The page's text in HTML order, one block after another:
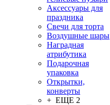
Аксессуары для
праздника
Свечи для торта
Воздушные шары
Наградная
атрибутика
Подарочная
упаковка
Открытки,
конверты
+ ЕЩЕ 2